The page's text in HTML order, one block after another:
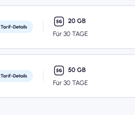
Tarif-Details
20 GB
Für 30 TAGE
Tarif-Details
50 GB
Für 30 TAGE